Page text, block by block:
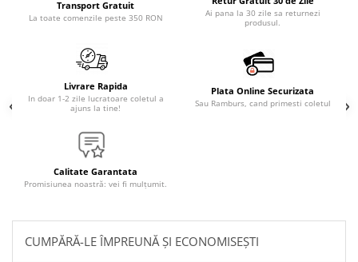
Transport Gratuit
La toate comenzile peste 350 RON
Ai pana la 30 zile sa returnezi
produsul.
Livrare Rapida
In doar 1-2 zile lucratoare coletul a
ajuns la tine!
Plata Online Securizata
Sau Ramburs, cand primesti coletul
Calitate Garantata
Promisiunea noastră: vei fi mulțumit.
CUMPĂRĂ-LE ÎMPREUNĂ ȘI ECONOMISEȘTI